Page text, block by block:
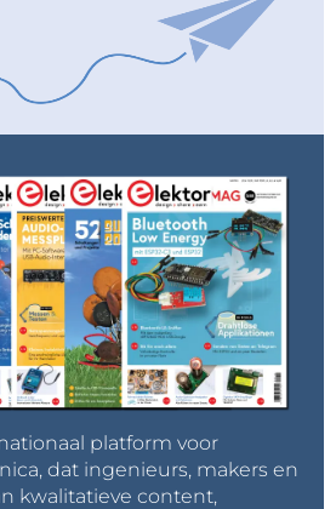
platform voor
dat ingenieurs, makers en
kwalitatieve content,